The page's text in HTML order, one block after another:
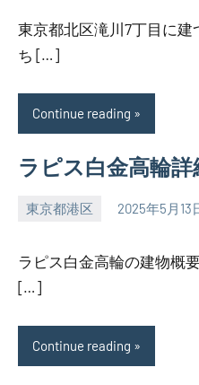
東京都北区滝川7丁目に
ち […]
Continue reading
ラピス白金高輪詳
東京都港区 2025年5月13
SEZIMO
ラピス白金高輪の建物概
[…]
Continue reading